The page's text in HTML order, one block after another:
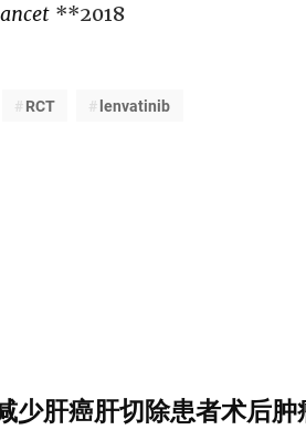
**2018
RCT lenvatinib
少肝癌肝切除患者术后肿